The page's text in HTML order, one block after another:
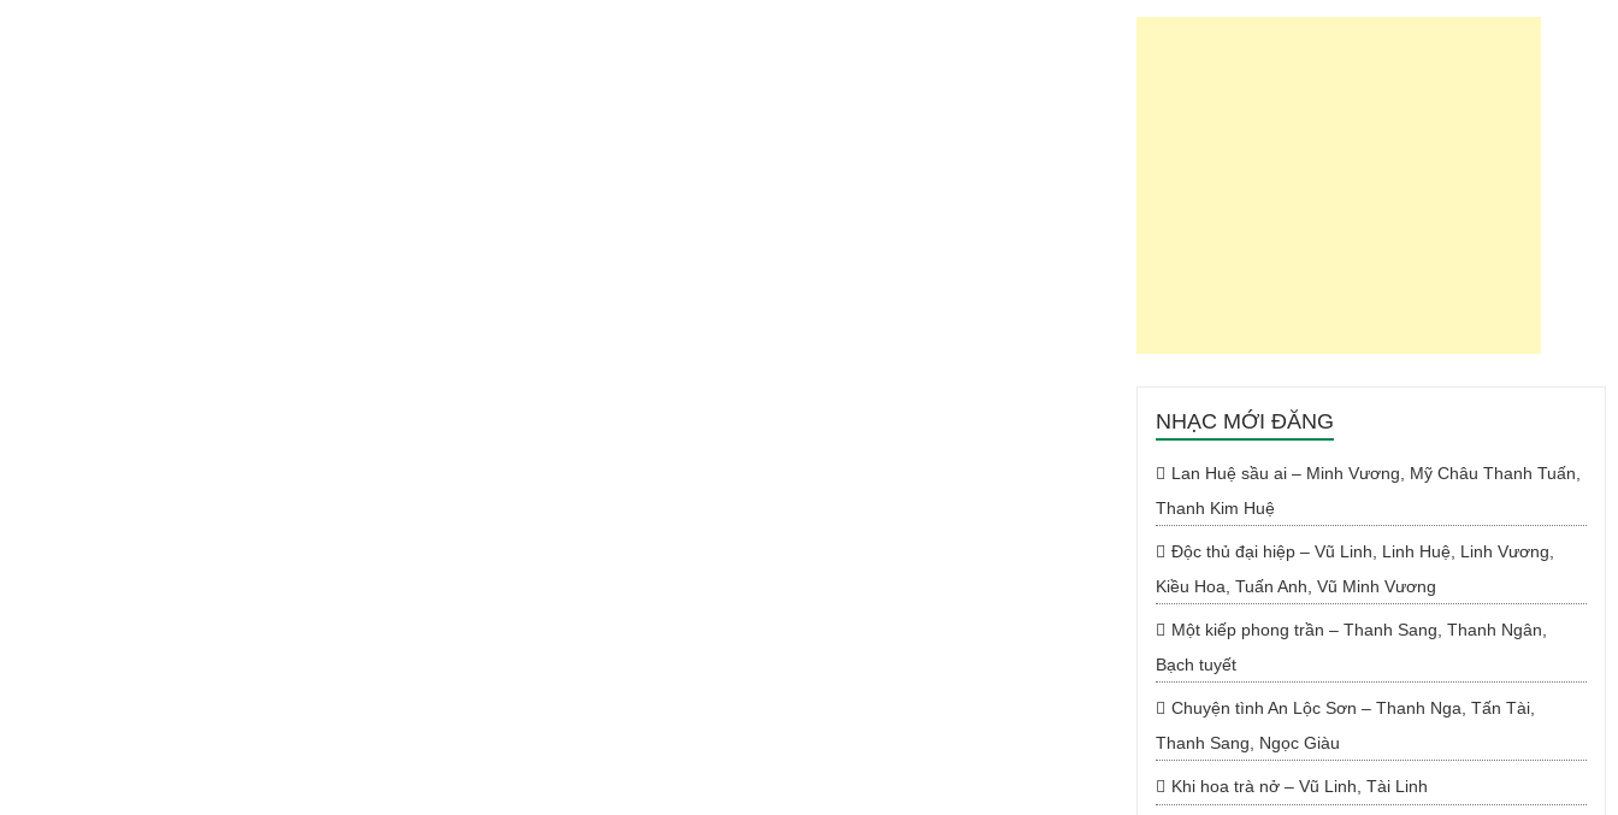
NHẠC MỚI ĐĂNG
Lan Huệ sầu ai – Minh Vương, Mỹ Châu Thanh Tuấn,
Thanh Kim Huệ
Độc thủ đại hiệp – Vũ Linh, Linh Huệ, Linh Vương,
Kiều Hoa, Tuấn Anh, Vũ Minh Vương
Một kiếp phong trần – Thanh Sang, Thanh Ngân,
Bạch tuyết
Chuyện tình An Lộc Sơn – Thanh Nga, Tấn Tài,
Thanh Sang, Ngọc Giàu
Khi hoa trà nở – Vũ Linh, Tài Linh